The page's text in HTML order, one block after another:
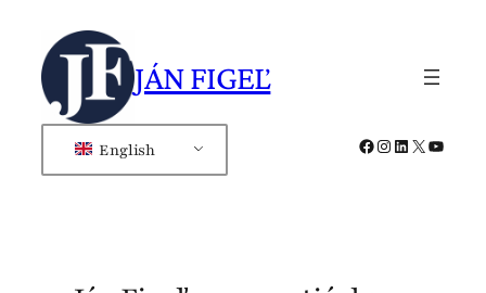
content
JÁN FIGEĽ
English Facebook
Instagram
LinkedIn
X